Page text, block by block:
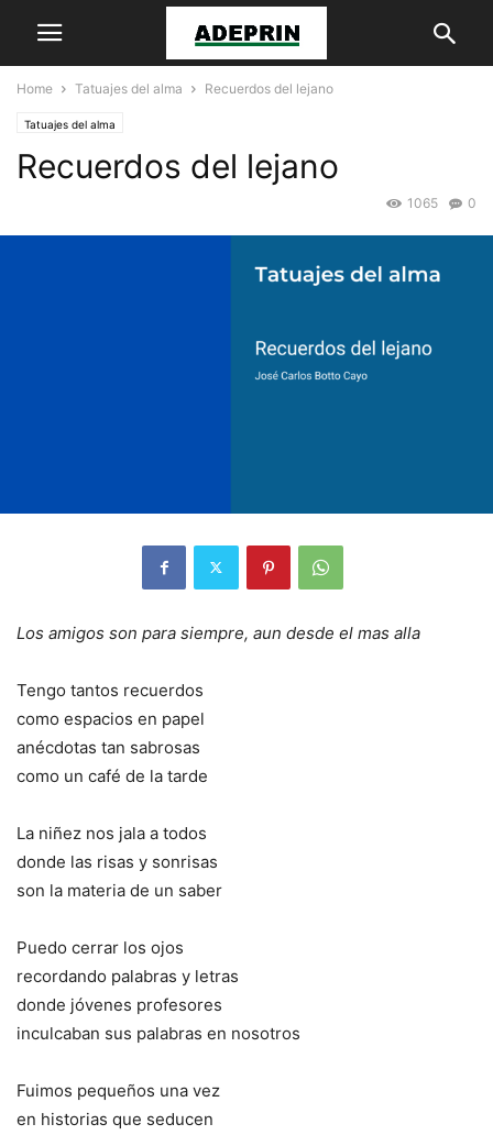
Home Tatuajes del alma Recuerdos del lejano
Tatuajes del alma
Recuerdos del lejano
0
1065
Los amigos son para siempre, aun desde el mas alla
Tengo tantos recuerdos
como espacios en papel
anécdotas tan sabrosas
como un café de la tarde
La niñez nos jala a todos
donde las risas y sonrisas
son la materia de un saber
Puedo cerrar los ojos
recordando palabras y letras
donde jóvenes profesores
inculcaban sus palabras en nosotros
Fuimos pequeños una vez
en historias que seducen